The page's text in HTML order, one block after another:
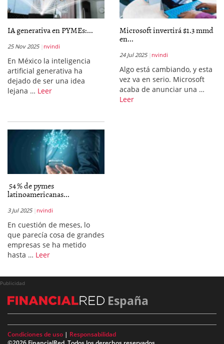
IA generativa en PYMEs:...
25 Nov 2025 nvindi
En México la inteligencia
artificial generativa ha
dejado de ser una idea
lejana … Leer
Microsoft invertirá $1.3 mmd
en...
24 Jul 2025 nvindi
Algo está cambiando, y esta
vez va en serio. Microsoft
acaba de anunciar una …
Leer
54 % de pymes
latinoamericanas...
3 Jul 2025 nvindi
En cuestión de meses, lo
que parecía cosa de grandes
empresas se ha metido
hasta … Leer
Publicidad
España
Condiciones de uso | Responsabilidad